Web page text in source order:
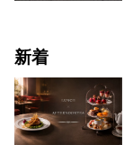
新着